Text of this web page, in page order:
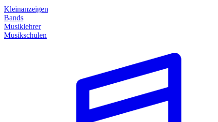
Kleinanzeigen
Bands
Musiklehrer
Musikschulen